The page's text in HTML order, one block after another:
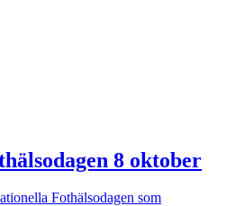
8 oktober
Fothälsodagen som